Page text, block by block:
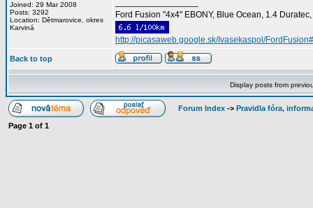
Joined: 29 Mar 2008
Posts: 3292
Location: Dětmarovice, okres
Karviná
Ford Fusion "4x4" EBONY, Blue Ocean, 1.4
http://picasaweb.google.sk/Ivasekaspol/FordFusion#
Back to top
Display posts from
Forum Index -> Pravidla fóra,
Page 1 of 1